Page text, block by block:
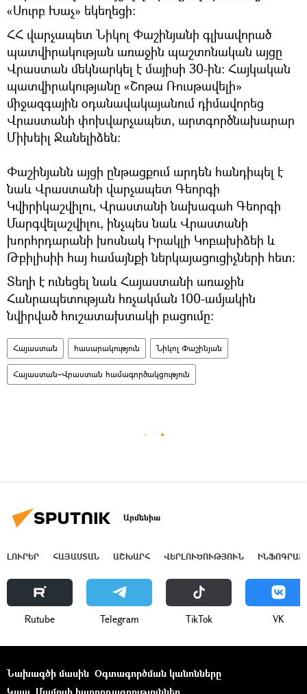
«Սուրբ Խաչ» եկեղեցի։
ՀՀ վարչապետ Նիկոլ Փաշինյանի գլխավորած
պատվիրակության առաջին պաշտոնական այցը
Վրաստան մեկնարկել է մայիսի 30-ին։ Հայկական
պատվիրակությանը «Շոթա Ռուսթավելի»
միջազգային օդանավակայանում դիմավորեց
Վրաստանի փոխվարչապետ, արտգործնախարար
Միխեիլ Ջանելիձեն։
Փաշինյանն այցի ընթացքում արդեն հանդիպել է
նաև Վրաստանի վարչապետ Գեորգի
Կվիրիկաշվիլու, Վրաստանի նախագահ Գեորգի
Մարգվելաշվիլու, ինչպես նաև Վրաստանի
խորհրդարանի խոսնակ Իրակլի Կոբախիձեի և
Թբիլիսիի հայ համայնքի ներկայացուցիչների հետ։
Տեղի է ունեցել նաև Հայաստանի առաջին
Հանրապետության հռչակման 100-ամյակին
նվիրված հուշատախտակի բացումը։
Հայաստան հասարակություն Նիկոլ Փաշինյան
Հայաստան–Վրաստան համագործակցություն
Արմենիա
ԼՈՒՐԵՐ ՀԱՅԱՍՏԱՆ ԱՇԽԱՐՀ ՎԵՐԼՈՒԾՈՒԹՅՈՒՆ
Rutube Telegram ТikТоk VK
Նախագծի մասին Օգտագործման կանոնները